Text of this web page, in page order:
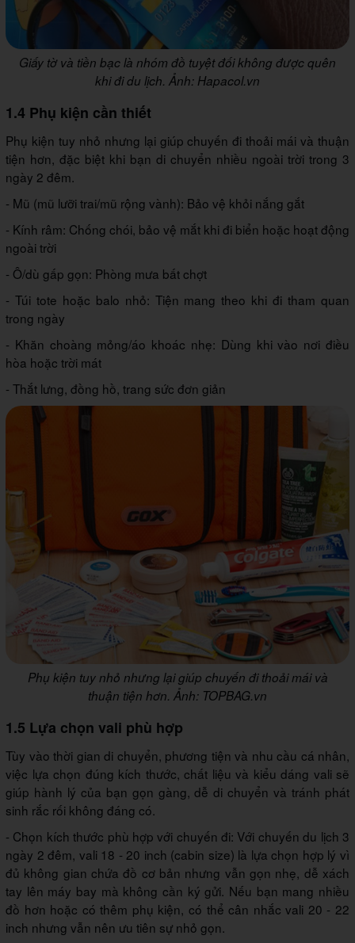
Giấy tờ và tiền bạc là nhóm đồ tuyệt đối không được quên
khi đi du lịch. Ảnh: Hapacol.vn
1.4 Phụ kiện cần thiết
Phụ kiện tuy nhỏ nhưng lại giúp chuyến đi thoải mái và thuận
tiện hơn, đặc biệt khi bạn di chuyển nhiều ngoài trời trong 3
ngày 2 đêm.
- Mũ (mũ lưỡi trai/mũ rộng vành): Bảo vệ khỏi nắng gắt
- Kính râm: Chống chói, bảo vệ mắt khi đi biển hoặc hoạt động
ngoài trời
- Ô/dù gấp gọn: Phòng mưa bất chợt
- Túi tote hoặc balo nhỏ: Tiện mang theo khi đi tham quan
trong ngày
- Khăn choàng mỏng/áo khoác nhẹ: Dùng khi vào nơi điều
hòa hoặc trời mát
- Thắt lưng, đồng hồ, trang sức đơn giản
Phụ kiện tuy nhỏ nhưng lại giúp chuyến đi thoải mái và
thuận tiện hơn. Ảnh: TOPBAG.vn
1.5 Lựa chọn vali phù hợp
Tùy vào thời gian di chuyển, phương tiện và nhu cầu cá nhân,
việc lựa chọn đúng kích thước, chất liệu và kiểu dáng vali sẽ
giúp hành lý của bạn gọn gàng, dễ di chuyển và tránh phát
sinh rắc rối không đáng có.
- Chọn kích thước phù hợp với chuyến đi: Với chuyến du lịch 3
ngày 2 đêm, vali 18 - 20 inch (cabin size) là lựa chọn hợp lý vì
đủ không gian chứa đồ cơ bản nhưng vẫn gọn nhẹ, dễ xách
tay lên máy bay mà không cần ký gửi. Nếu bạn mang nhiều
đồ hơn hoặc có thêm phụ kiện, có thể cân nhắc vali 20 - 22
inch nhưng vẫn nên ưu tiên sự nhỏ gọn.